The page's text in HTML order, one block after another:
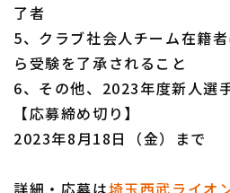
了者
5、クラブ社会人チーム在籍
ら受験を了承されること
6、その他、2023年度新人選
【応募締め切り】
2023年8月18日（金）まで
詳細・応募は埼玉西武ライオ